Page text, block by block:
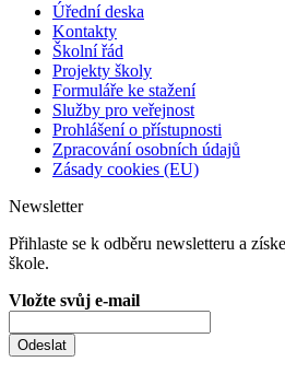
Úřední deska
Kontakty
Školní řád
Projekty školy
Formuláře ke stažení
Služby pro veřejnost
Prohlášení o přístupnosti
Zpracování osobních údajů
Zásady cookies (EU)
Newsletter
Přihlaste se k odběru newsletteru a
škole.
Vložte svůj e-mail
Odeslat